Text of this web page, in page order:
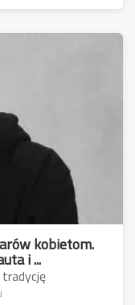
kobietom.
Gotówka, luksusowe auta i ...